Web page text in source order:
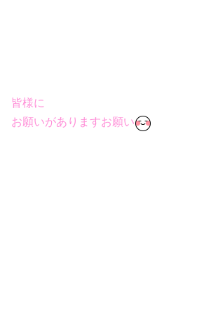
皆様に
お願いがありますお願い